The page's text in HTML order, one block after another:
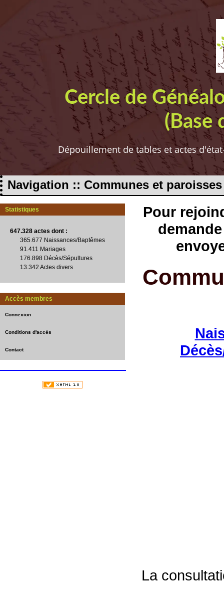
Cercle de
(Base
Dépouillement de tables et actes
Navigation :: Communes et paroisses
Statistiques
647.328 actes dont :
365.677 Naissances/Baptêmes
91.411 Mariages
176.898 Décès/Sépultures
13.342 Actes divers
Accès membres
Connexion
Conditions d'accès
Contact
Pour
La